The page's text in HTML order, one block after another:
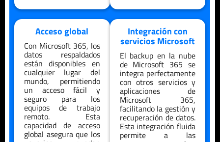
Acceso global
Con Microsoft 365, los
datos respaldados
están disponibles en
cualquier lugar del
mundo, permitiendo
un acceso fácil y
seguro para los
equipos de trabajo
remoto. Esta
capacidad de acceso
global asegura que los
Integración con
servicios Microsoft
El backup en la nube
de Microsoft 365 se
integra perfectamente
con otros servicios y
aplicaciones de
Microsoft 365,
facilitando la gestión y
recuperación de datos.
Esta integración fluida
permite a las